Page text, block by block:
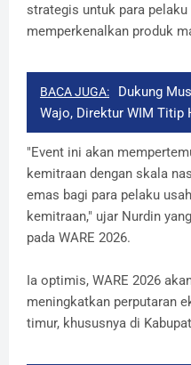
strategis untuk para pelaku
memperkenalkan produk
BACA JUGA:
Dukung
Wajo, Direktur WIM Titip
"Event ini akan
kemitraan dengan skala
emas bagi para pelaku
kemitraan," ujar Nurdin
pada WARE 2026.
Ia optimis, WARE 2026
meningkatkan perputaran
timur, khususnya di